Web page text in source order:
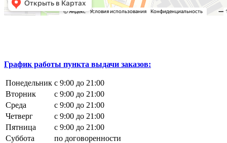
График работы пункта выдачи заказов:
Понедельник с 9:00 до 21:00
Вторник
с 9:00 до 21:00
Среда
с 9:00 до 21:00
Четверг
с 9:00 до 21:00
Пятница
с 9:00 до 21:00
Суббота
по договоренности